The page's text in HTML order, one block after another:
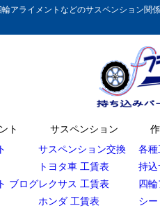
アライメントなどのサスペンション
ト
ブログ
サスペンション
サスペンション交換
トヨタ車 工賃表
レクサス 工賃表
ホンダ 工賃表
各
持
四輪
シ